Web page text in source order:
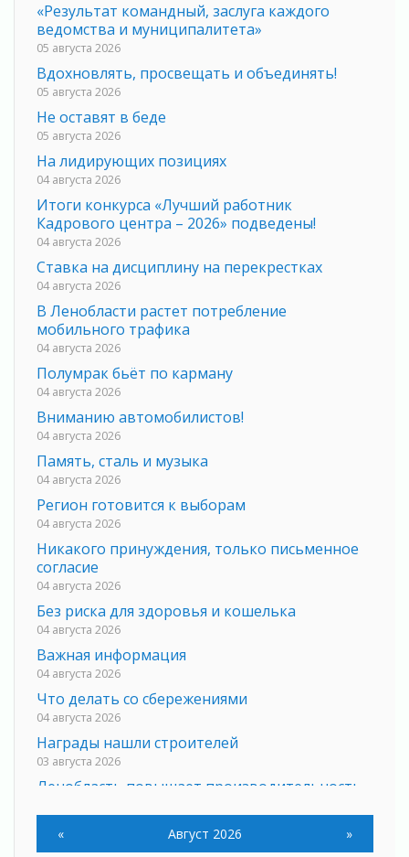
«Результат командный, заслуга каждого
ведомства и муниципалитета»
05 августа 2026
Вдохновлять, просвещать и объединять!
05 августа 2026
Не оставят в беде
05 августа 2026
На лидирующих позициях
04 августа 2026
Итоги конкурса «Лучший работник
Кадрового центра – 2026» подведены!
04 августа 2026
Ставка на дисциплину на перекрестках
04 августа 2026
В Ленобласти растет потребление
мобильного трафика
04 августа 2026
Полумрак бьёт по карману
04 августа 2026
Вниманию автомобилистов!
04 августа 2026
Память, сталь и музыка
04 августа 2026
Регион готовится к выборам
04 августа 2026
Никакого принуждения, только письменное
согласие
04 августа 2026
Без риска для здоровья и кошелька
04 августа 2026
Важная информация
04 августа 2026
Что делать со сбережениями
04 августа 2026
Награды нашли строителей
03 августа 2026
Ленобласть повышает производительность
Поддержка волонтерских объединений
« Август 2026 »